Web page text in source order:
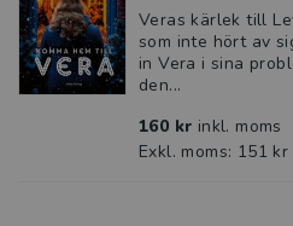
Veras kärlek till
som inte hört av
in Vera i sina
den...
160 kr inkl. moms
Exkl. moms: 151 kr